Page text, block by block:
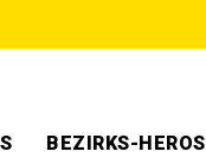
BEZIRKS-HEROS